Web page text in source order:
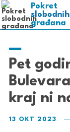
Pokret
pametnih
slobodnih
građana
Pet
kraj ni
13 OKT 2023